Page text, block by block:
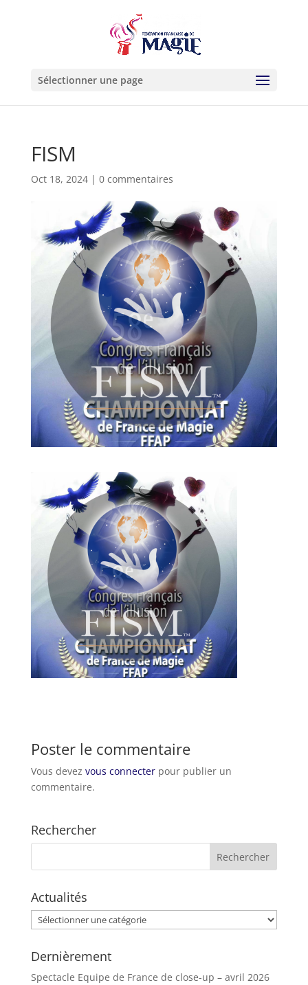
Sélectionner une page
FISM
Oct 18, 2024| 0 commentaires
Poster le commentaire
Vous devez vous connecterpour publier un
commentaire.
Rechercher
Actualités
Actualités
Dernièrement
Spectacle Equipe de France de close-up – avril 2026